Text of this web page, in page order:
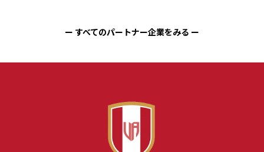
ー すべてのパートナー企業をみる ー